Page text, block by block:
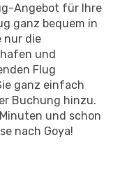
Angebot für Ihre
ganz bequem in
nur die
und
Flug
ganz einfach
Buchung hinzu.
und schon
nach Goya!